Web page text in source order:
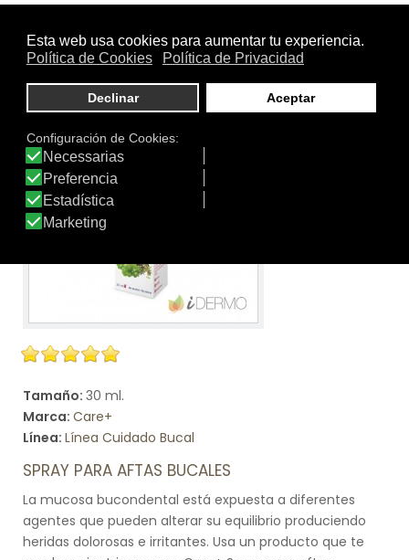
agentes que pueden alterar su equilibrio produciendo
heridas dolorosas e irritantes. Usa un producto que te
ayude a cicatrizar como Care+ Gel para aftas bucales.
Ver producto
Tamaño: 30 ml.
Marca: Care+
Línea: Línea Cuidado Bucal
SPRAY PARA AFTAS BUCALES
La mucosa bucondental está expuesta a diferentes
agentes que pueden alterar su equilibrio produciendo
heridas dolorosas e irritantes. Usa un producto que te